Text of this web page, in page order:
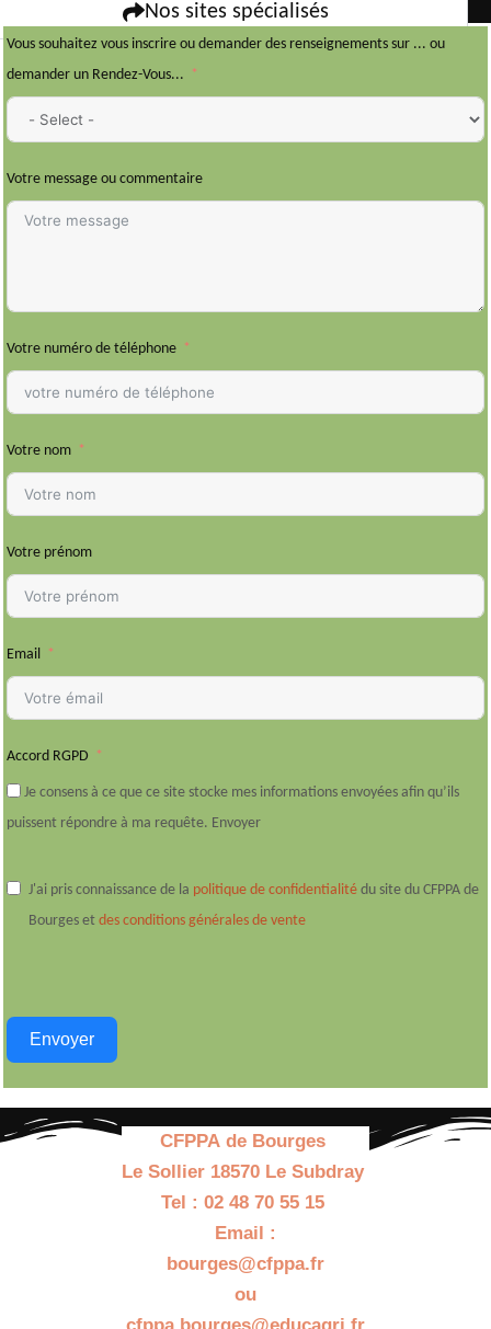
Nos sites spécialisés
Vous souhaitez vous inscrire ou demander des renseignements sur ... ou
demander un Rendez-Vous...
Votre message ou commentaire
Votre numéro de téléphone
Votre nom
Votre prénom
Email
Accord RGPD
Je consens à ce que ce site stocke mes informations envoyées afin qu’ils
puissent répondre à ma requête. Envoyer
J'ai pris connaissance de la politique de confidentialité du site du CFPPA de
Bourges et des conditions générales de vente
Envoyer
CFPPA de Bourges
Le Sollier 18570 Le Subdray
Tel : 02 48 70 55 15
Email :
bourges@cfppa.fr
ou